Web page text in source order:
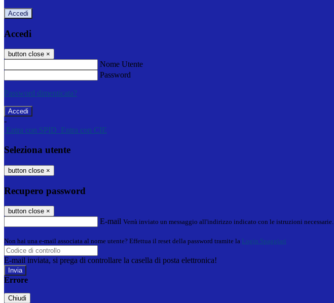
Accedi
Accedi
button close ×
Nome Utente
Password
Password dimenticata?
-
Entra con SPID Entra con CIE
Seleziona utente
button close ×
Recupero password
button close ×
E-mail Verrà inviato un messaggio all'indirizzo indicato con le istruzioni necessarie.
Non hai una e-mail associata al nome utente? Effettua il reset della password tramite la Login Spaggiari
E-mail inviata, si prega di controllare la casella di posta elettronica!
Errore
Chiudi